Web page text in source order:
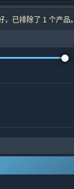
已排除了 1 个产品。